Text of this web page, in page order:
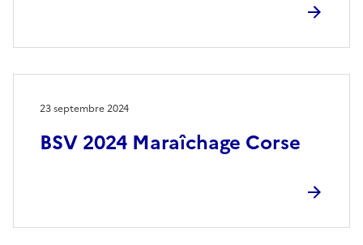
BSV 2024 Maraîchage Corse
23 septembre 2024